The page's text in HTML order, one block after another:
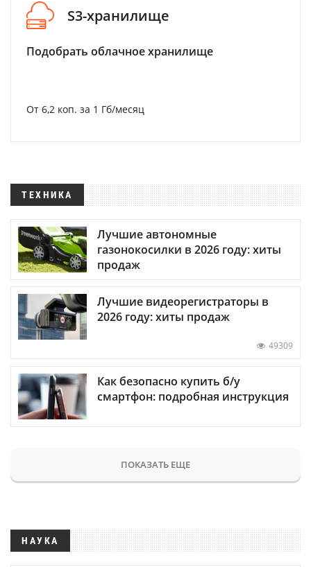
S3-хранилище
Подобрать облачное хранилище
От 6,2 коп. за 1 Гб/месяц
ТЕХНИКА
Лучшие автономные
газонокосилки в 2026 году: хиты
продаж
Лучшие видеорегистраторы в
2026 году: хиты продаж
49309
Как безопасно купить б/у
смартфон: подробная инструкция
ПОКАЗАТЬ ЕЩЕ
НАУКА